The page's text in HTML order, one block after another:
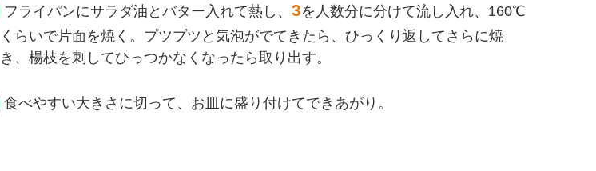
フライパンにサラダ油とバター入れて熱し、 3を人数分に分けて流し入れ、160℃
くらいで片面を焼く。プツプツと気泡がでてきたら、ひっくり返してさらに焼
き、楊枝を刺してひっつかなくなったら取り出す。
食べやすい大きさに切って、お皿に盛り付けてできあがり。